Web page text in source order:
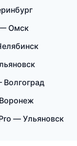
Омск
— Ульяновск